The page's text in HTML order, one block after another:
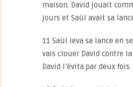
maison. David jouait
jours et Saül avait sa
11 Saül leva sa lance en
vais clouer David contre
David l’évita par deux fois.